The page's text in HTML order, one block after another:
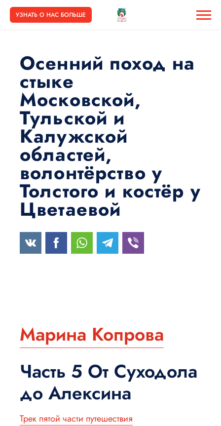
УЗНАТЬ О НАС БОЛЬШЕ
Осенний поход на
стыке
Московской,
Тульской и
Калужской
областей,
волонтёрство у
Толстого и костёр у
Цветаевой
Марина Копрова
Часть 5 От Суходола
до Алексина
Трек пятой части путешествия